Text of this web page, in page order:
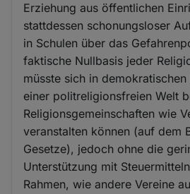
Erziehung aus öffentlichen
stattdessen schonungsloser
in Schulen über das
faktische Nullbasis jeder
müsste sich in
einer politreligionsfreien Welt
Religionsgemeinschaften wie
veranstalten können (auf dem
Gesetze), jedoch ohne die
Unterstützung mit
Rahmen, wie andere Vereine